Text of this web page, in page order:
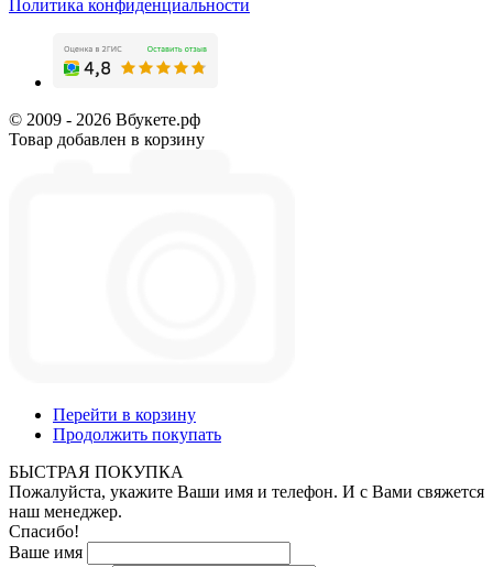
Политика конфиденциальности
© 2009 - 2026 Вбукете.рф
Товар добавлен в корзину
Перейти в корзину
Продолжить покупать
БЫСТРАЯ ПОКУПКА
Пожалуйста, укажите Ваши имя и телефон. И с Вами свяжется
наш менеджер.
Спасибо!
Ваше имя